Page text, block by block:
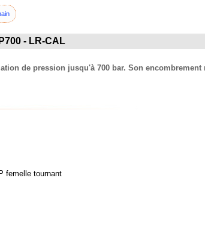
- LR-CAL
de pression jusqu'à 700 bar. Son
femelle tournant